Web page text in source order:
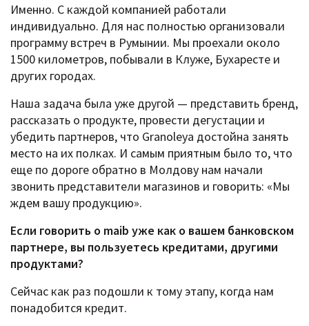
Именно. С каждой компанией работали
индивидуально. Для нас полностью организовали
программу встреч в Румынии. Мы проехали около
1500 километров, побывали в Клуже, Бухаресте и
других городах.
Наша задача была уже другой — представить бренд,
рассказать о продукте, провести дегустации и
убедить партнеров, что Granoleya достойна занять
место на их полках. И самым приятным было то, что
еще по дороге обратно в Молдову нам начали
звонить представители магазинов и говорить: «Мы
ждем вашу продукцию».
Если говорить о maib уже как о вашем банковском
партнере, вы пользуетесь кредитами, другими
продуктами?
Сейчас как раз подошли к тому этапу, когда нам
понадобится кредит.